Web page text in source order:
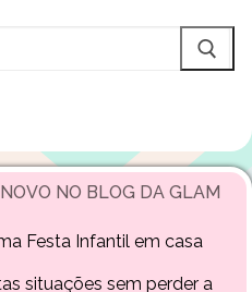
NO BLOG DA GLAM
Festa Infantil em casa
situações sem perder a